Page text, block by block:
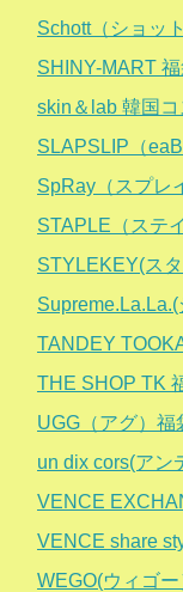
Schott（ショッ
SHINY-MART
skin＆lab 韓国
SLAPSLIP（
SpRay（スプレ
STAPLE（ステ
STYLEKEY(ス
TANDEY
THE SHOP TK
UGG（アグ）福
un dix cors(アン
VENCE
VENCE share
WEGO(ウィゴ